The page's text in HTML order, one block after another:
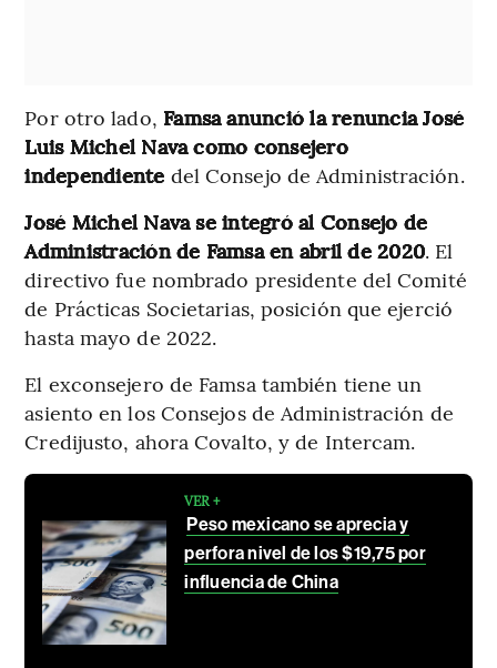
Por otro lado, Famsa anunció la renuncia José
Luis Michel Nava como consejero
independiente del Consejo de Administración.
José Michel Nava se integró al Consejo de
Administración de Famsa en abril de 2020. El
directivo fue nombrado presidente del Comité
de Prácticas Societarias, posición que ejerció
hasta mayo de 2022.
El exconsejero de Famsa también tiene un
asiento en los Consejos de Administración de
Credijusto, ahora Covalto, y de Intercam.
VER +
Peso mexicano se aprecia y
perfora nivel de los $19,75 por
influencia de China